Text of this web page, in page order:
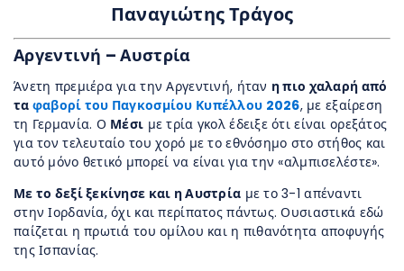
Παναγιώτης Τράγος
Αργεντινή – Αυστρία
Άνετη πρεμιέρα για την Αργεντινή, ήταν η πιο χαλαρή από
τα φαβορί του Παγκοσμίου Κυπέλλου 2026, με εξαίρεση
τη Γερμανία. Ο Μέσι με τρία γκολ έδειξε ότι είναι ορεξάτος
για τον τελευταίο του χορό με το εθνόσημο στο στήθος και
αυτό μόνο θετικό μπορεί να είναι για την «αλμπισελέστε».
Με το δεξί ξεκίνησε και η Αυστρία με το 3-1 απέναντι
στην Ιορδανία, όχι και περίπατος πάντως. Ουσιαστικά εδώ
παίζεται η πρωτιά του ομίλου και η πιθανότητα αποφυγής
της Ισπανίας.